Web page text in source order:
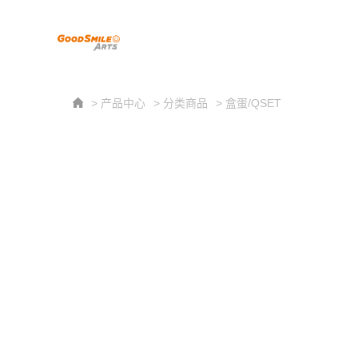
> 产品中心 > 分类商品 > 盒蛋/QSET